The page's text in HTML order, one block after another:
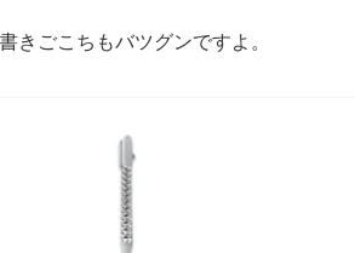
きごこちもバツグンですよ。